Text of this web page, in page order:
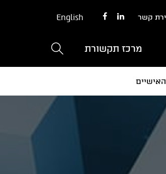
קשר English
מרכז תקשורת